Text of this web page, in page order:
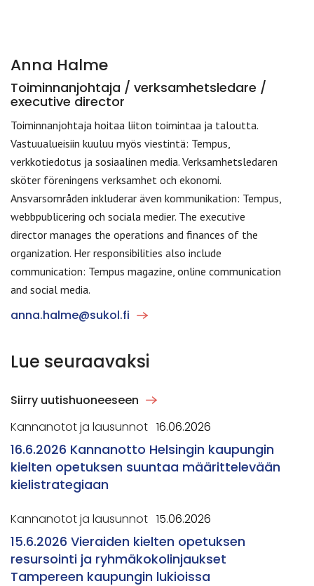
Anna Halme
Toiminnanjohtaja / verksamhetsledare /
executive director
Toiminnanjohtaja hoitaa liiton toimintaa ja taloutta.
Vastuualueisiin kuuluu myös viestintä: Tempus,
verkkotiedotus ja sosiaalinen media. Verksamhetsledaren
sköter föreningens verksamhet och ekonomi.
Ansvarsområden inkluderar även kommunikation: Tempus,
webbpublicering och sociala medier. The executive
director manages the operations and finances of the
organization. Her responsibilities also include
communication: Tempus magazine, online communication
and social media.
anna.halme@sukol.fi
Lue seuraavaksi
Siirry uutishuoneeseen
Kannanotot ja lausunnot 16.06.2026
16.6.2026 Kannanotto Helsingin kaupungin
kielten opetuksen suuntaa määrittelevään
kielistrategiaan
Kannanotot ja lausunnot 15.06.2026
15.6.2026 Vieraiden kielten opetuksen
resursointi ja ryhmäkokolinjaukset
Tampereen kaupungin lukioissa